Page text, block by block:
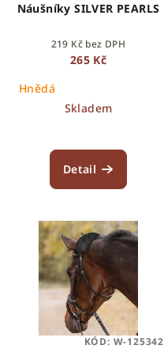
Náušníky SILVER PEARLS
219 Kč bez DPH
265 Kč
Hnědá
Skladem
Detail
KÓD: W-125342